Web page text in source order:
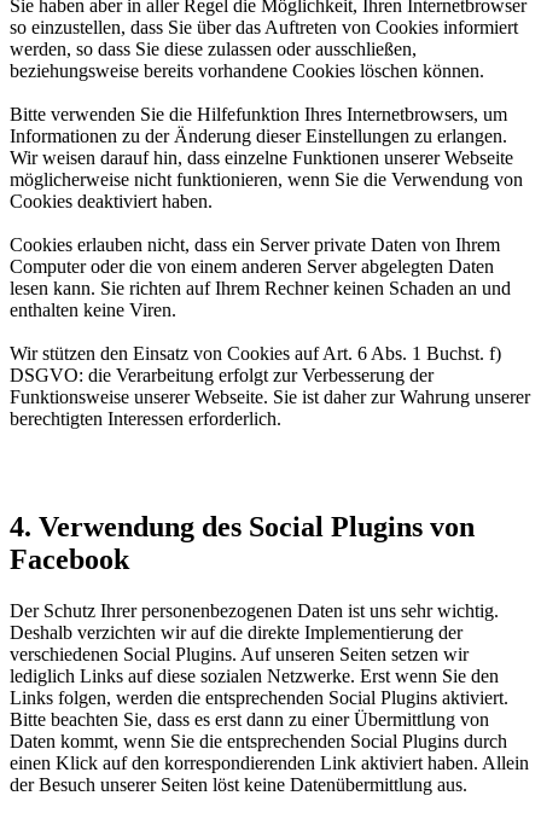
Sie haben aber in aller Regel die Möglichkeit, Ihren Internetbrowser
so einzustellen, dass Sie über das Auftreten von Cookies informiert
werden, so dass Sie diese zulassen oder ausschließen,
beziehungsweise bereits vorhandene Cookies löschen können.
Bitte verwenden Sie die Hilfefunktion Ihres Internetbrowsers, um
Informationen zu der Änderung dieser Einstellungen zu erlangen.
Wir weisen darauf hin, dass einzelne Funktionen unserer Webseite
möglicherweise nicht funktionieren, wenn Sie die Verwendung von
Cookies deaktiviert haben.
Cookies erlauben nicht, dass ein Server private Daten von Ihrem
Computer oder die von einem anderen Server abgelegten Daten
lesen kann. Sie richten auf Ihrem Rechner keinen Schaden an und
enthalten keine Viren.
Wir stützen den Einsatz von Cookies auf Art. 6 Abs. 1 Buchst. f)
DSGVO: die Verarbeitung erfolgt zur Verbesserung der
Funktionsweise unserer Webseite. Sie ist daher zur Wahrung unserer
berechtigten Interessen erforderlich.
4. Verwendung des Social Plugins von
Facebook
Der Schutz Ihrer personenbezogenen Daten ist uns sehr wichtig.
Deshalb verzichten wir auf die direkte Implementierung der
verschiedenen Social Plugins. Auf unseren Seiten setzen wir
lediglich Links auf diese sozialen Netzwerke. Erst wenn Sie den
Links folgen, werden die entsprechenden Social Plugins aktiviert.
Bitte beachten Sie, dass es erst dann zu einer Übermittlung von
Daten kommt, wenn Sie die entsprechenden Social Plugins durch
einen Klick auf den korrespondierenden Link aktiviert haben. Allein
der Besuch unserer Seiten löst keine Datenübermittlung aus.